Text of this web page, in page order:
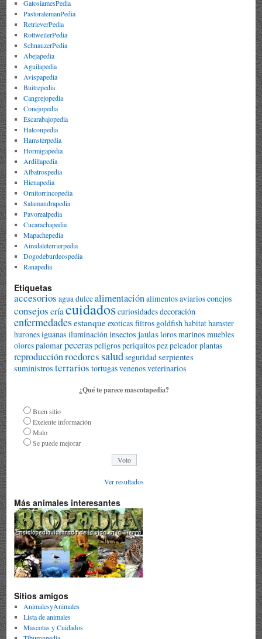
GatosiamesPedia
PastoralemanPedia
RetrieverPedia
RottweilerPedia
SchnauzerPedia
Abejapedia
Aguilapedia
Avispapedia
Buitrepedia
Cangrejopedia
Conejopedia
Escarabajopedia
Halconpedia
Hamsterpedia
Hormigapedia
Ardillapedia
Albatrospedia
Hienapedia
Ornitorrincopedia
Salamandrapedia
Pavorealpedia
Cucarachapedia
Mapachepedia
Airedaleterrierpedia
Dogodeburdeospedia
Ranapedia
Etiquetas
accesorios agua dulcealimentaciónalimentosaviariosconejos
consejos críacuidadoscuriosidadesdecoración
enfermedadesestanqueexoticas filtros goldfishhabitathamster
huronesiguanas iluminacióninsectos jaulas lorosmarinos muebles
olorespalomarpeceraspeligrosperiquitospez peleadorplantas
reproducciónroedores saludseguridadserpientes
suministros terrarios tortugasvenenosveterinarios
¿Qué te parece mascotapedia?
Buen sitio
Exelente información
Malo
Se puede mejorar
Ver resultados
Más animales interesantes
Sitios amigos
AnimalesyAnimales
Lista de animales
Mascotas y Cuidados